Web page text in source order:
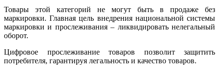
Товары этой категорий не могут быть в продаже без
маркировки. Главная цель внедрения национальной системы
маркировки и прослеживания – ликвидировать нелегальный
оборот.
Цифровое прослеживание товаров позволит защитить
потребителя, гарантируя легальность и качество товаров.